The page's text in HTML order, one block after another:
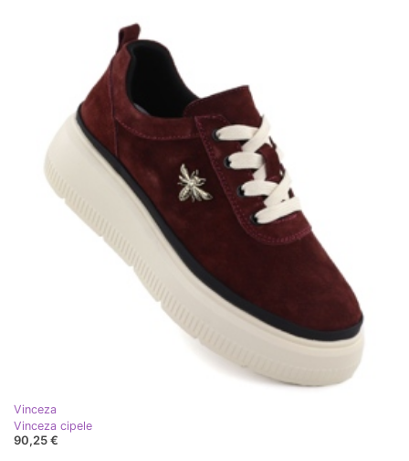
Vinceza
Vinceza cipele
90,25 €